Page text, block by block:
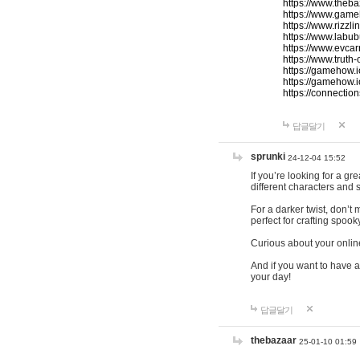
https://
https://
https://
https://
https://
https://
https://
https://
https://
답글달기
sprunki 24-12-04 15:52
If you’re looking for a
different characters and
For a darker twist, don’t
perfect for crafting
Curious about your
And if you want to have
your day!
답글달기
thebazaar 25-01-10 01:59